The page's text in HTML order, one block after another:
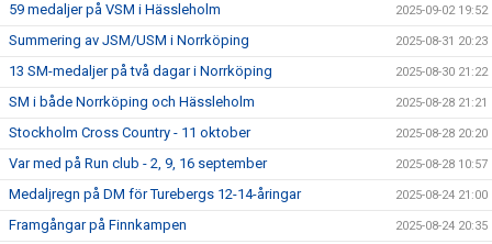
59 medaljer på VSM i Hässleholm 2025-09-02 19:52
Summering av JSM/USM i Norrköping 2025-08-31 20:23
13 SM-medaljer på två dagar i Norrköping 2025-08-30 21:22
SM i både Norrköping och Hässleholm 2025-08-28 21:21
Stockholm Cross Country - 11 oktober 2025-08-28 20:20
Var med på Run club - 2, 9, 16 september 2025-08-28 10:57
Medaljregn på DM för Turebergs 12-14-åringar 2025-08-24 21:00
Framgångar på Finnkampen 2025-08-24 20:35